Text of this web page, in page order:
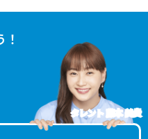
タレント 藤本 美貴